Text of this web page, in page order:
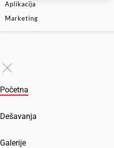
Aplikacija
Marketing
Početna
Dešavanja
Galerije